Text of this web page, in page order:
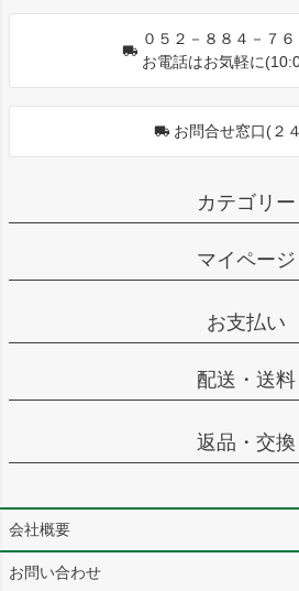
０５２－８８４－７６
お電話はお気軽に
お問合せ窓口(２
カテゴリー
マイページ
お支払い
配送・送料
返品・交換
会社概要
お問い合わせ